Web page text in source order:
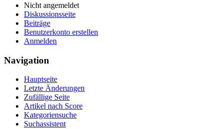
Nicht angemeldet
Diskussionsseite
Beiträge
Benutzerkonto erstellen
Anmelden
Navigation
Hauptseite
Letzte Änderungen
Zufällige Seite
Artikel nach Score
Kategoriensuche
Suchassistent